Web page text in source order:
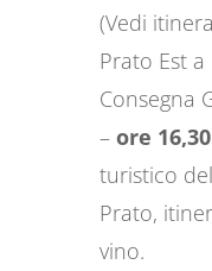
(Vedi
Prato Est a
Consegna
– ore 16,30
turistico
Prato,
vino.